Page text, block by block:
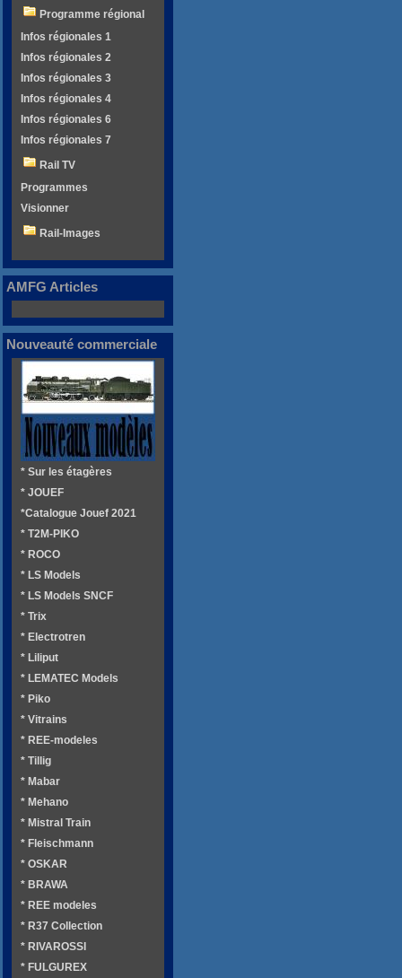
Programme régional
Infos régionales 1
Infos régionales 2
Infos régionales 3
Infos régionales 4
Infos régionales 6
Infos régionales 7
Rail TV
Programmes
Visionner
Rail-Images
AMFG Articles
Nouveauté commerciale
* Sur les étagères
* JOUEF
*Catalogue Jouef 2021
* T2M-PIKO
* ROCO
* LS Models
* LS Models SNCF
* Trix
* Electrotren
* Liliput
* LEMATEC Models
* Piko
* Vitrains
* REE-modeles
* Tillig
* Mabar
* Mehano
* Mistral Train
* Fleischmann
* OSKAR
* BRAWA
* REE modeles
* R37 Collection
* RIVAROSSI
* FULGUREX